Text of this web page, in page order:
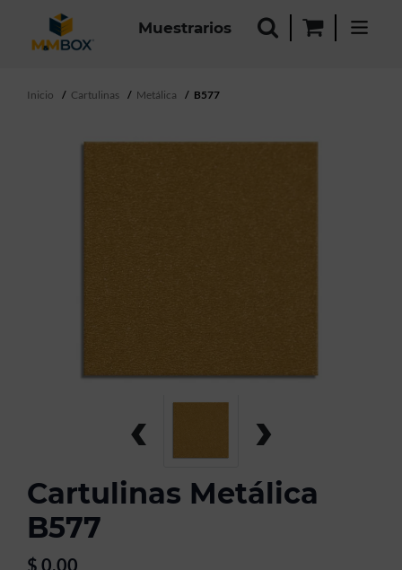
Muestrarios
Inicio Cartulinas Metálica B577
‹ ›
Cartulinas Metálica
B577
$ 0.00